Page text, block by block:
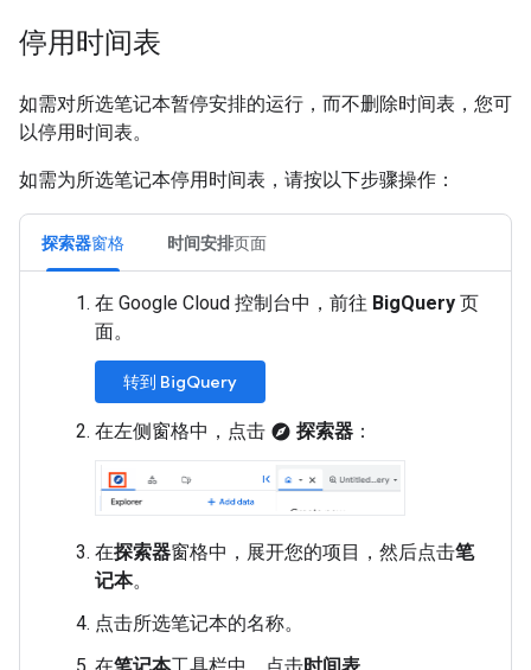
停用时间表
如需对所选笔记本暂停安排的运行，而不删除时间表，您可
以停用时间表。
如需为所选笔记本停用时间表，请按以下步骤操作：
探索器窗格 时间安排页面
在 Google Cloud 控制台中，前往 BigQuery 页
面。
转到 BigQuery
在左侧窗格中，点击 explore 探索器 ：
在探索器窗格中，展开您的项目，然后点击笔
记本。
点击所选笔记本的名称。
在笔记本工具栏中，点击时间表